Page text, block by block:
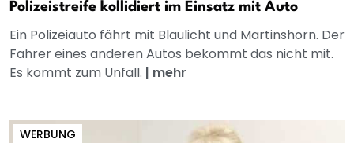
Polizeistreife kollidiert im Einsatz mit Auto
Ein Polizeiauto fährt mit Blaulicht und Martinshorn. Der
Fahrer eines anderen Autos bekommt das nicht mit.
Es kommt zum Unfall. | mehr
WERBUNG